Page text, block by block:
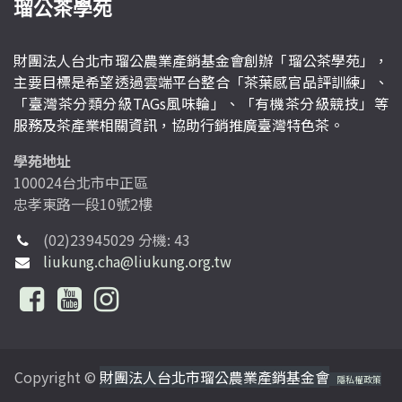
瑠公茶學苑
財團法人台北市瑠公農業產銷基金會創辦「瑠公茶學苑」，
主要目標是希望透過雲端平台整合「茶葉感官品評訓練」、
「臺灣茶分類分級TAGs風味輪」、「有機茶分級競技」等
服務及茶產業相關資訊，協助行銷推廣臺灣特色茶。
學苑地址
100024台北市中正區
忠孝東路一段10號2樓
(02)23945029 分機: 43
liukung.cha@liukung.org.tw
Copyright © 財團法人台北市瑠公農業產銷基金會 隱私權政策